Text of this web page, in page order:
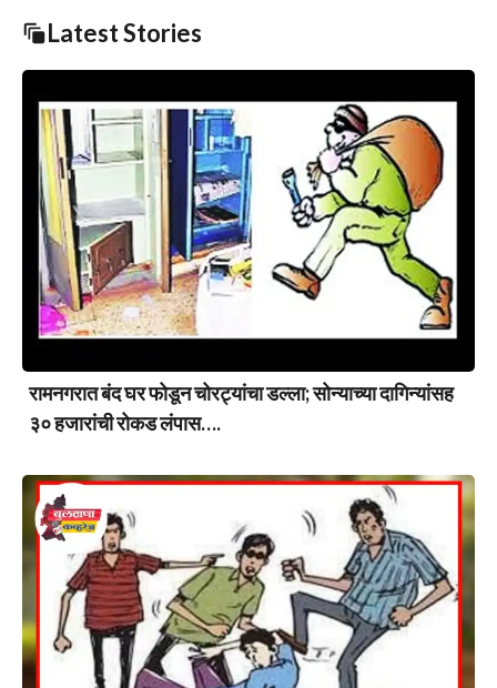
Latest Stories
रामनगरात बंद घर फोडून चोरट्यांचा डल्ला; सोन्याच्या दागिन्यांसह
३० हजारांची रोकड लंपास….